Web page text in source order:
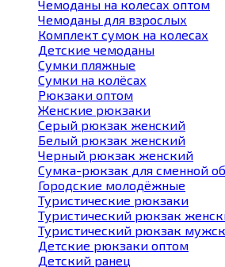
Чемоданы на колесах оптом
Чемоданы для взрослых
Комплект сумок на колесах
Детские чемоданы
Сумки пляжные
Сумки на колёсах
Рюкзаки оптом
Женские рюкзаки
Серый рюкзак женский
Белый рюкзак женский
Черный рюкзак женский
Сумка-рюкзак для сменной
Городские молодёжные
Туристические рюкзаки
Туристический рюкзак
Туристический рюкзак
Детские рюкзаки оптом
Детский ранец